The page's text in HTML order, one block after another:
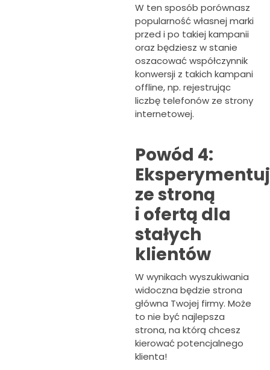
W ten sposób porównasz
popularność własnej marki
przed i po takiej kampanii
oraz będziesz w stanie
oszacować współczynnik
konwersji z takich kampani
offline, np. rejestrując
liczbę telefonów ze strony
internetowej.
Powód 4:
Eksperymentuj
ze stroną
i ofertą dla
stałych
klientów
W wynikach wyszukiwania
widoczna będzie strona
główna Twojej firmy. Może
to nie być najlepsza
strona, na którą chcesz
kierować potencjalnego
klienta!